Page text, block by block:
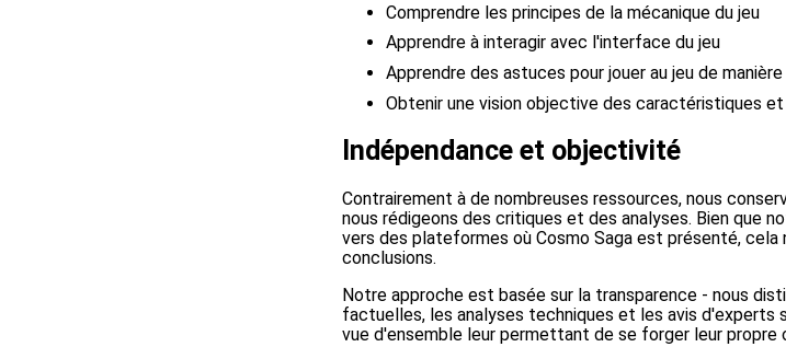
Comprendre les principes de la mécanique du jeu
Apprendre à interagir avec l'interface du jeu
Apprendre des astuces pour jouer au jeu de
Obtenir une vision objective des caractéristiques
Indépendance et objectivité
Contrairement à de nombreuses ressources, nous
nous rédigeons des critiques et des analyses. Bien que
vers des plateformes où Cosmo Saga est présenté,
conclusions.
Notre approche est basée sur la transparence - nous
factuelles, les analyses techniques et les avis d'experts
vue d'ensemble leur permettant de se forger leur propre